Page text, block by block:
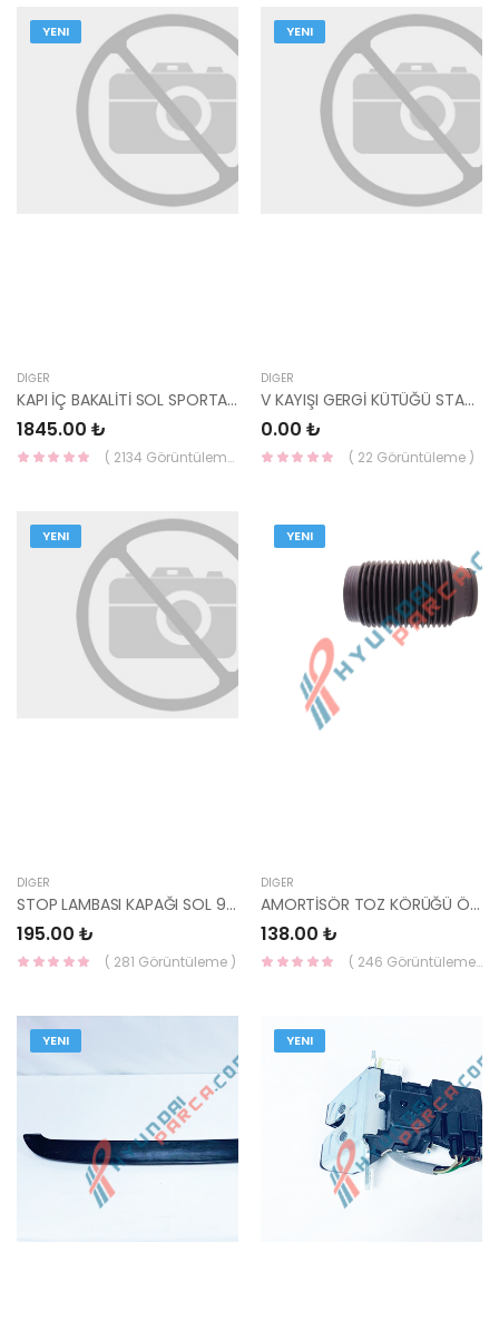
YENI
DIĞER
KAPI İÇ BAKALİTİ SOL SPORTAGE 82655-1F000-HMC
1845.00 ₺
( 2134 Görüntüleme )
YENI
DIĞER
V KAYIŞI GERGİ KÜTÜĞÜ STAREX 25281-4A010-GMB
0.00 ₺
( 22 Görüntüleme )
YENI
DIĞER
STOP LAMBASI KAPAĞI SOL 92411-Q0000 HMC
195.00 ₺
( 281 Görüntüleme )
YENI
DIĞER
AMORTİSÖR TOZ KÖRÜĞÜ ÖN GETZ/İ20/YENİ İ20 54625-1C000-HMC
138.00 ₺
( 246 Görüntüleme )
YENI YENI